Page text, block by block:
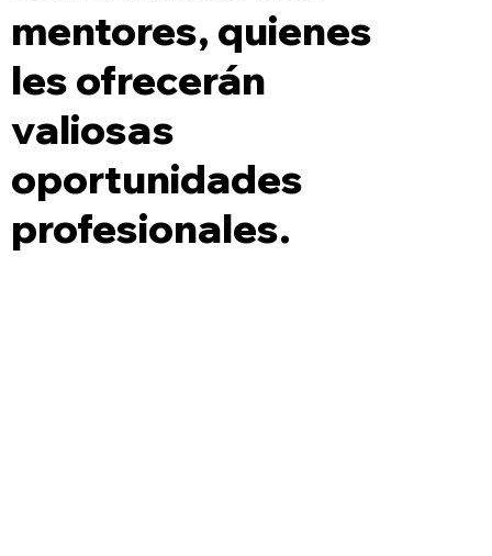
mentores, quienes
les ofrecerán
valiosas
oportunidades
profesionales.